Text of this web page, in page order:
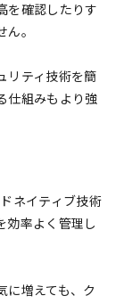
を確認したりす
。
リティ技術を簡
仕組みもより強
ネイティブ技術
効率よく管理し
に増えても、ク